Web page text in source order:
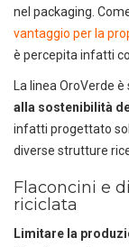
nel packaging.
vantaggio per la
è percepita infatti
La linea OroVerde
alla sostenibilità
infatti progettato
diverse strutture
Flaconcini e
riciclata
Limitare la